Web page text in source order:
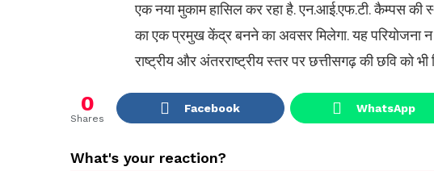
एक नया मुकाम हासिल कर रहा है. एन.आई.एफ.टी. कैम्पस की
का एक प्रमुख केंद्र बनने का अवसर मिलेगा. यह परियोजना
राष्ट्रीय और अंतरराष्ट्रीय स्तर पर छत्तीसगढ़ की छवि को भी
0
Shares
Facebook WhatsApp
What's your reaction?